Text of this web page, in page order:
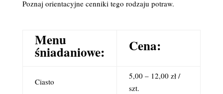
Poznaj orientacyjne cenniki tego rodzaju potraw.
Menu
śniadaniowe: Cena:
Ciasto
5,00 – 12,00 zł /
szt.